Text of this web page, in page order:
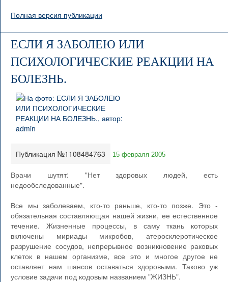
Полная версия публикации
ЕСЛИ Я ЗАБОЛЕЮ ИЛИ
ПСИХОЛОГИЧЕСКИЕ РЕАКЦИИ НА
БОЛЕЗНЬ.
Публикация №1108484763 15 февраля 2005
Врачи шутят: "Нет здоровых людей, есть
недообследованные".
Все мы заболеваем, кто-то раньше, кто-то позже. Это -
обязательная составляющая нашей жизни, ее естественное
течение. Жизненные процессы, в саму ткань которых
включены мириады микробов, атеросклеротическое
разрушение сосудов, непрерывное возникновение раковых
клеток в нашем организме, все это и многое другое не
оставляет нам шансов оставаться здоровыми. Таково уж
условие задачи под кодовым названием "ЖИЗНЬ".